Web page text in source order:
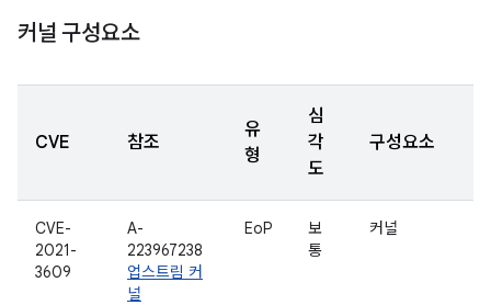
커널 구성요소
CVE 참조
유
형
심
각
도
구성요소
CVE-
2021-
3609
A-
223967238
업스트림 커
널
EoP
보
통
커널